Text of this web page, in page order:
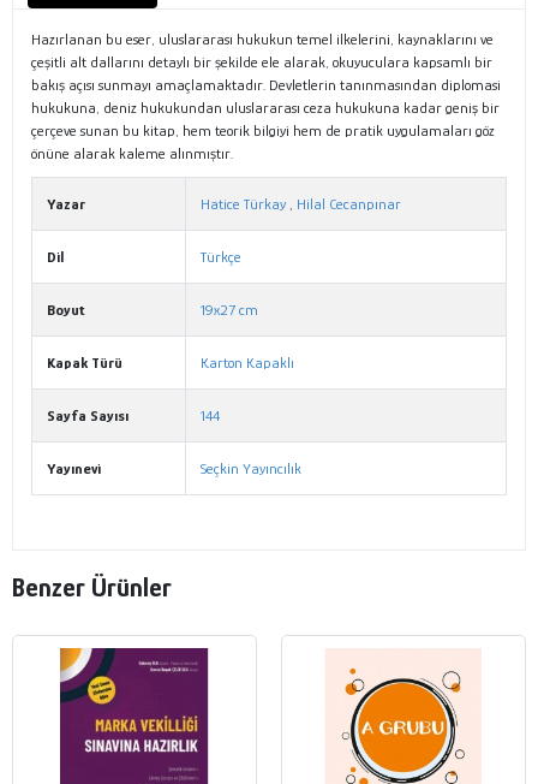
Hazırlanan bu eser, uluslararası hukukun temel ilkelerini, kaynaklarını ve
çeşitli alt dallarını detaylı bir şekilde ele alarak, okuyuculara kapsamlı bir
bakış açısı sunmayı amaçlamaktadır. Devletlerin tanınmasından diplomasi
hukukuna, deniz hukukundan uluslararası ceza hukukuna kadar geniş bir
çerçeve sunan bu kitap, hem teorik bilgiyi hem de pratik uygulamaları göz
önüne alarak kaleme alınmıştır.
Yazar Hatice Türkay , Hilal Cecanpınar
Dil Türkçe
Boyut 19x27 cm
Kapak Türü Karton Kapaklı
Sayfa Sayısı 144
Yayınevi Seçkin Yayıncılık
Benzer Ürünler